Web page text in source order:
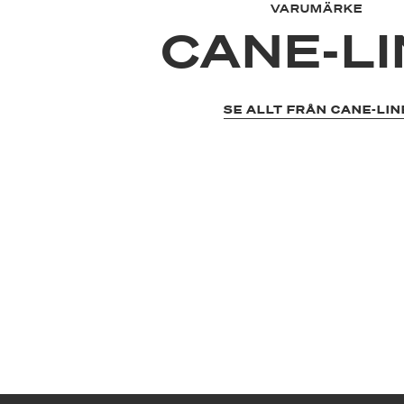
VARUMÄRKE
CANE-
SE ALLT FRÅN CANE-